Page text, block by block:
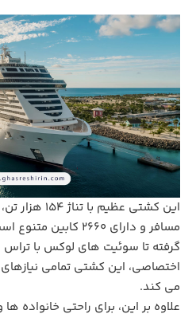
مسافر و دارای ۲۶۶۰
گرفته تا سوئیت ‌های لوکس با
اختصاصی، این کشتی تمامی نیازهای
می ‌کند.
علاوه بر این، برای راحتی خانواده